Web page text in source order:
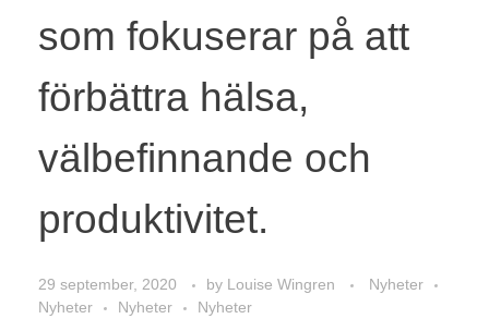
som fokuserar på att
förbättra hälsa,
välbefinnande och
produktivitet.
29 september, 2020 by Louise Wingren
Nyheter
Nyheter
Nyheter Nyheter